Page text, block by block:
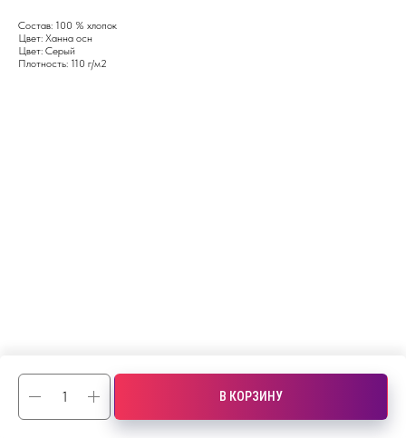
В КОРЗИНУ
Состав: 100 % хлопок
Цвет: Ханна осн
Цвет: Серый
Плотность: 110 г/м2